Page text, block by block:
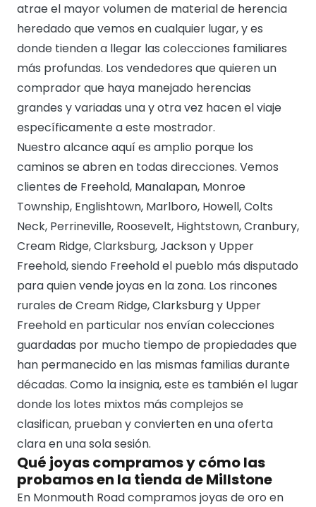
atrae el mayor volumen de material de herencia
heredado que vemos en cualquier lugar, y es
donde tienden a llegar las colecciones familiares
más profundas. Los vendedores que quieren un
comprador que haya manejado herencias
grandes y variadas una y otra vez hacen el viaje
específicamente a este mostrador.
Nuestro alcance aquí es amplio porque los
caminos se abren en todas direcciones. Vemos
clientes de Freehold, Manalapan, Monroe
Township, Englishtown, Marlboro, Howell, Colts
Neck, Perrineville, Roosevelt, Hightstown, Cranbury,
Cream Ridge, Clarksburg, Jackson y Upper
Freehold, siendo Freehold el pueblo más disputado
para quien vende joyas en la zona. Los rincones
rurales de Cream Ridge, Clarksburg y Upper
Freehold en particular nos envían colecciones
guardadas por mucho tiempo de propiedades que
han permanecido en las mismas familias durante
décadas. Como la insignia, este es también el lugar
donde los lotes mixtos más complejos se
clasifican, prueban y convierten en una oferta
clara en una sola sesión.
Qué joyas compramos y cómo las
probamos en la tienda de Millstone
En Monmouth Road compramos joyas de oro en